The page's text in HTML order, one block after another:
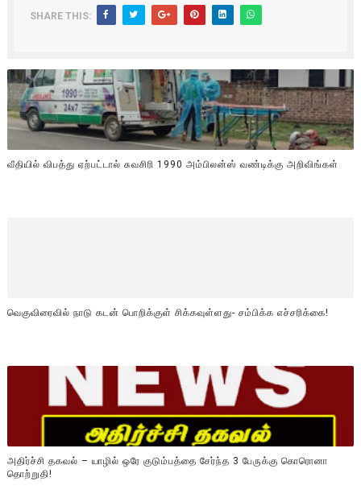
SHARE THIS:
வீதியில் விபத்து ஏற்பட்டால் சுவசிரி 1990 அம்பிலன்ஸ் வண்டிக்கு அறிவிங்கள்
வெகுவிரைவில் நாடு கடன் பொறிக்குள் சிக்கவுள்ளது- சம்பிக்க எச்சரிக்கை!
அதிர்ச்சி தகவல் – யாழில் ஒரே குடும்பத்தை சேர்ந்த 3 பேருக்கு கொரொனா
தொற்றுதி!